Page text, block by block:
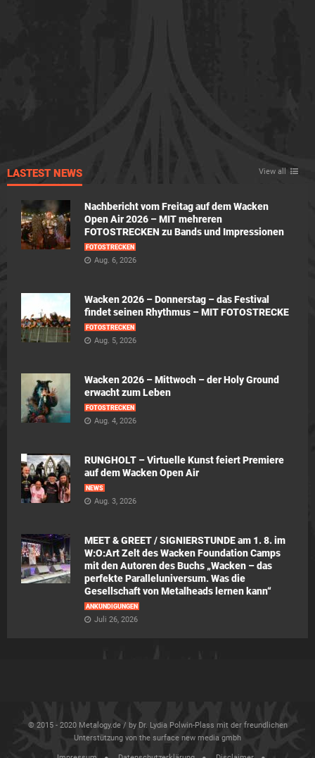
LASTEST NEWS View all
Nachbericht vom Freitag auf dem Wacken
Open Air 2026 – MIT mehreren
FOTOSTRECKEN zu Bands und Impressionen
FOTOSTRECKEN
Aug. 6, 2026
Wacken 2026 – Donnerstag – das Festival
findet seinen Rhythmus – MIT FOTOSTRECKE
FOTOSTRECKEN
Aug. 5, 2026
Wacken 2026 – Mittwoch – der Holy Ground
erwacht zum Leben
FOTOSTRECKEN
Aug. 4, 2026
RUNGHOLT – Virtuelle Kunst feiert Premiere
auf dem Wacken Open Air
NEWS
Aug. 3, 2026
MEET & GREET / SIGNIERSTUNDE am 1. 8. im
W:O:Art Zelt des Wacken Foundation Camps
mit den Autoren des Buchs „Wacken – das
perfekte Paralleluniversum. Was die
Gesellschaft von Metalheads lernen kann“
ANKÜNDIGUNGEN
Juli 26, 2026
© 2015 - 2020 Metalogy.de / by Dr. Lydia Polwin-Plass mit der freundlichen
Unterstützung von the surface new media gmbh